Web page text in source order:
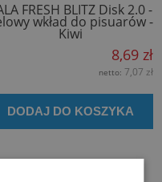
FRESH BLITZ Disk 2.0 -
wkład do pisuarów -
Kiwi
8,69 zł
netto: 7,07 zł
DODAJ DO KOSZYKA